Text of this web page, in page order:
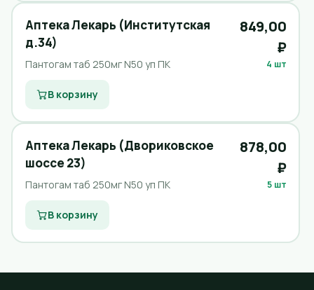
Аптека Лекарь (Институтская
д.34)
Пантогам таб 250мг N50 уп ПК
849,00
₽
4 шт
В корзину
Аптека Лекарь (Двориковское
шоссе 23)
Пантогам таб 250мг N50 уп ПК
878,00
₽
5 шт
В корзину